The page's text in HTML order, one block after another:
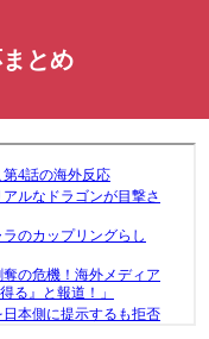
とめ